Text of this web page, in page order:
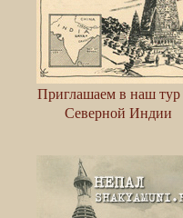
Приглашаем в наш
Северной Индии